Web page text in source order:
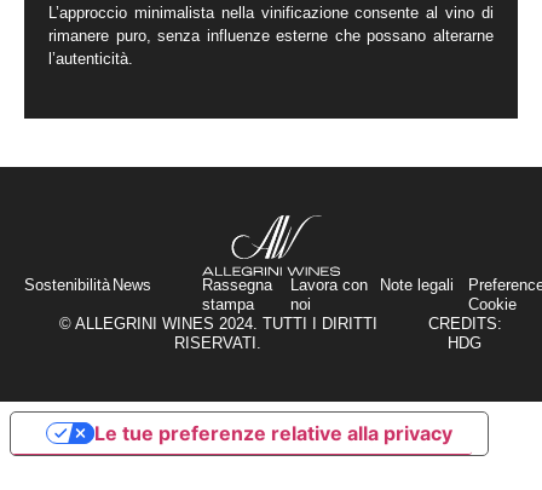
L’approccio minimalista nella vinificazione consente al vino di
rimanere puro, senza influenze esterne che possano alterarne
l’autenticità.
Sostenibilità News
Rassegna
stampa
Lavora con
noi
Note legali
Cookie
© ALLEGRINI WINES 2024. TUTTI I DIRITTI
RISERVATI.
CREDITS:
HDG
Le tue preferenze relative alla privacy